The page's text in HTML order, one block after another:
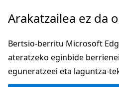
Joan
nagusira
Arakatzailea ez da
Bertsio-berritu Microsoft
ateratzeko eginbide
eguneratzeei eta laguntza-